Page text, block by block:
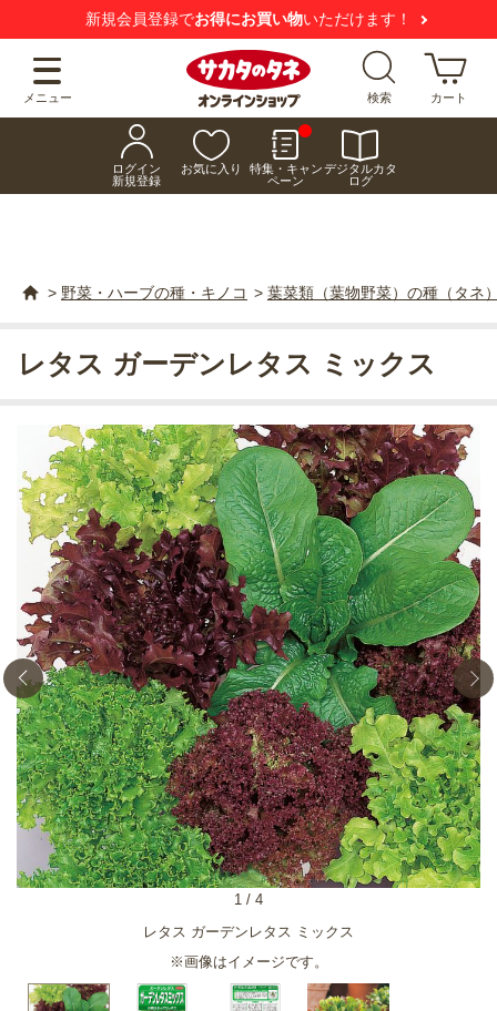
新規会員登録でお得にお買い物いただけます！
メニュー 検索 カート
ログイン
新規登録
お気に入り
特集・キャン
ペーン
デジタルカタ
ログ
> 野菜・ハーブの種・キノコ > 葉菜類（葉物野菜）の種（タネ
レタス ガーデンレタス ミックス
※画像はイメージです。
1 / 4
レタス ガーデンレタス ミックス